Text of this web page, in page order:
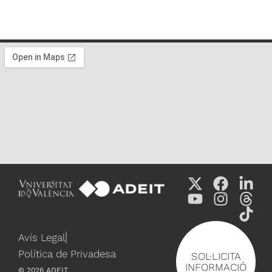
SOL·LICITA
INFORMACIÓ
Avís Legal
Política de Privadesa
© 2026 ADEIT